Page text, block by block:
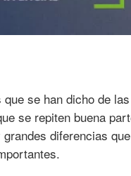
se han dicho de
se repiten buena
diferencias